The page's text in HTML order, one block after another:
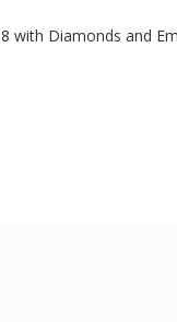
with Diamonds and